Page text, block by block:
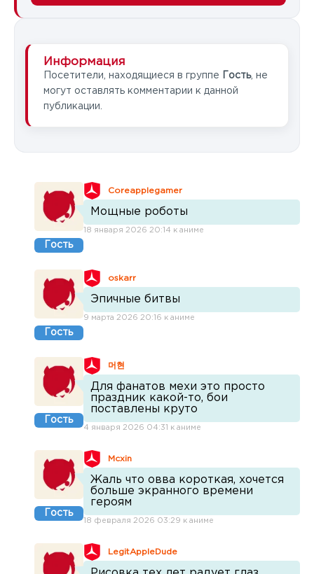
Информация
Посетители, находящиеся в группе Гость, не
могут оставлять комментарии к данной
публикации.
Гость
Coreapplegamer
Мощные роботы
18 января 2026 20:14 к аниме
Гость
oskarr
Эпичные битвы
9 марта 2026 20:16 к аниме
Гость
머현
Для фанатов мехи это просто
праздник какой-то, бои
поставлены круто
4 января 2026 04:31 к аниме
Гость
Mcxin
Жаль что овва короткая, хочется
больше экранного времени
героям
18 февраля 2026 03:29 к аниме
LegitAppleDude